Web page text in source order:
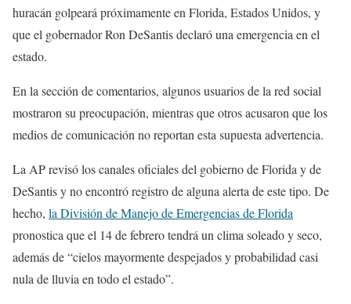
huracán golpeará próximamente en Florida, Estados Unidos, y
que el gobernador Ron DeSantis declaró una emergencia en el
estado.
En la sección de comentarios, algunos usuarios de la red social
mostraron su preocupación, mientras que otros acusaron que los
medios de comunicación no reportan esta supuesta advertencia.
La AP revisó los canales oficiales del gobierno de Florida y de
DeSantis y no encontró registro de alguna alerta de este tipo. De
hecho, la División de Manejo de Emergencias de Florida
pronostica que el 14 de febrero tendrá un clima soleado y seco,
además de “cielos mayormente despejados y probabilidad casi
nula de lluvia en todo el estado”.